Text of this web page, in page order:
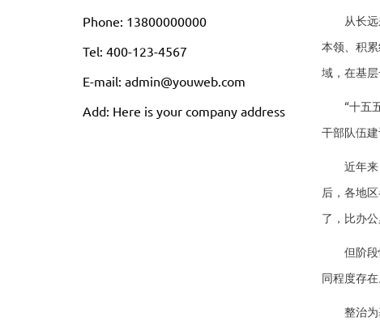
从长远来
本领、积
域，在基层
“十五五”
干部队伍
近年来，
后，各地
了，比办
但阶段性
同程度存
整治为基
Phone: 13800000000
Tel: 400-123-4567
E-mail: admin@youweb.com
Add: Here is your company address